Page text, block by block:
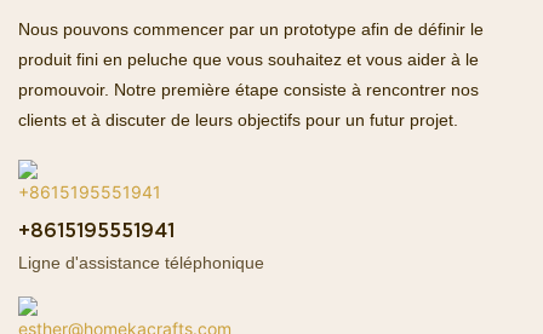
Nous pouvons commencer par un prototype afin de définir le
produit fini en peluche que vous souhaitez et vous aider à le
promouvoir. Notre première étape consiste à rencontrer nos
clients et à discuter de leurs objectifs pour un futur projet.
+8615195551941
Ligne d'assistance téléphonique